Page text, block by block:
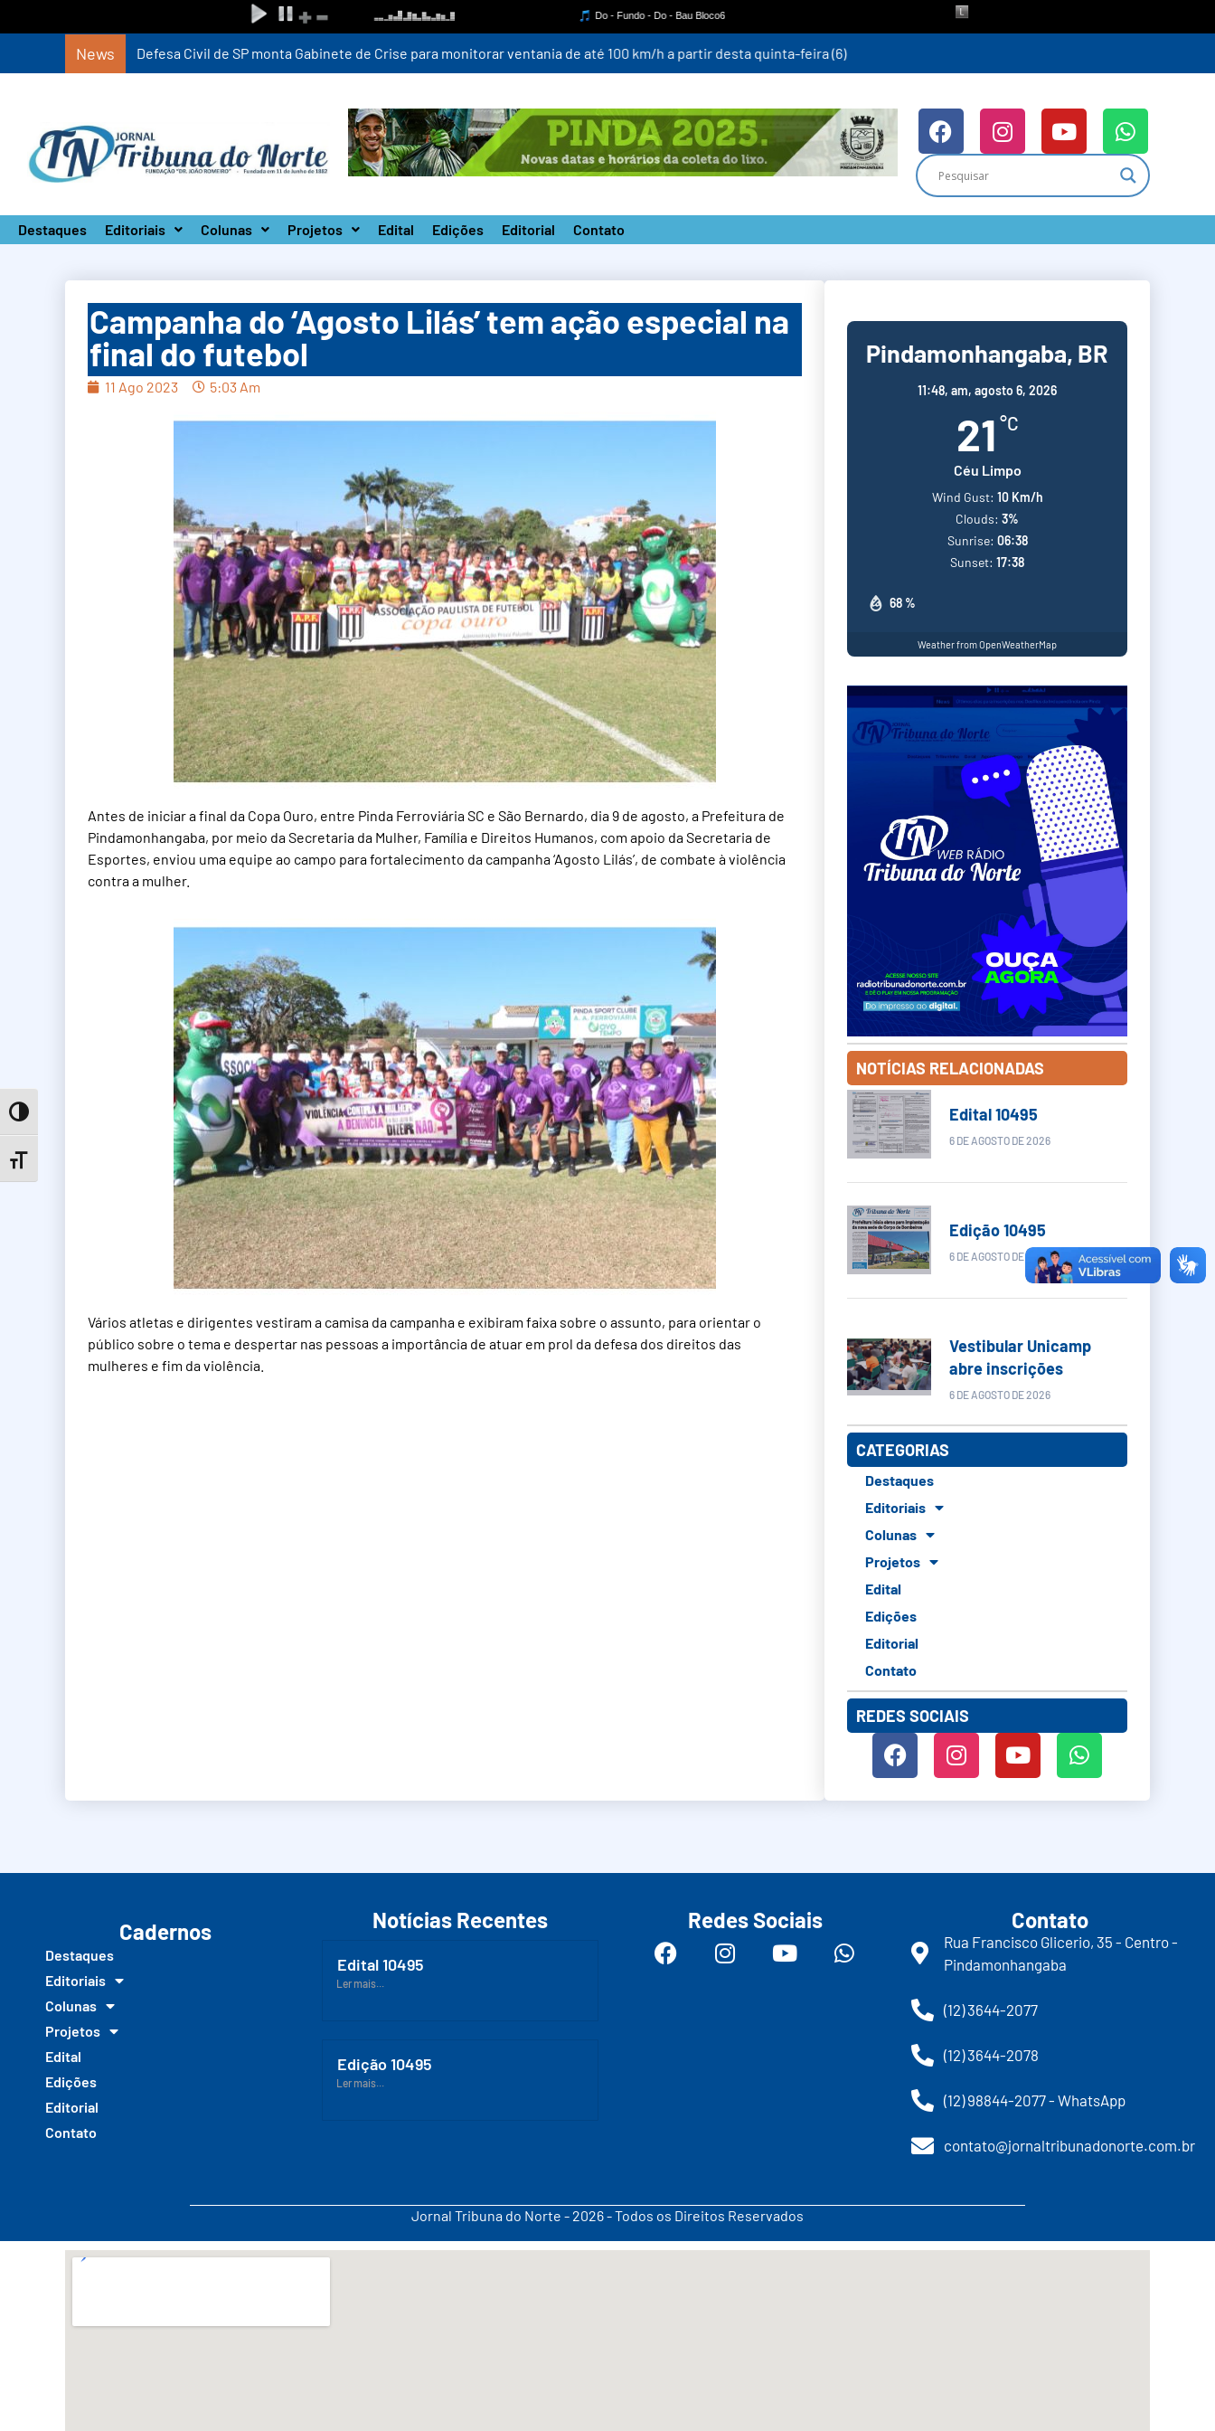
Toggle High Contrast
Toggle Font size
News Defesa Civil de SP monta Gabinete de Crise para monitorar ventania de até 100 km/h a partir desta quinta-feira (6)
Destaques Editoriais Colunas Projetos Edital Edições Editorial Contato
Campanha do ‘Agosto Lilás’ tem ação especial na
final do futebol
11 Ago 2023 5:03 Am
Antes de iniciar a final da Copa Ouro, entre Pinda Ferroviária SC e São Bernardo, dia 9 de agosto, a Prefeitura de
Pindamonhangaba, por meio da Secretaria da Mulher, Família e Direitos Humanos, com apoio da Secretaria de
Esportes, enviou uma equipe ao campo para fortalecimento da campanha ‘Agosto Lilás’, de combate à violência
contra a mulher.
Vários atletas e dirigentes vestiram a camisa da campanha e exibiram faixa sobre o assunto, para orientar o
público sobre o tema e despertar nas pessoas a importância de atuar em prol da defesa dos direitos das
mulheres e fim da violência.
Pindamonhangaba, BR
11:48, am, agosto 6, 2026
21 °C
Céu Limpo
68 %
Wind Gust: 10 Km/h
Clouds: 3%
Sunrise: 06:38
Sunset: 17:38
Weather from OpenWeatherMap
NOTÍCIAS RELACIONADAS
Edital 10495
6 DE AGOSTO DE 2026
Edição 10495
6 DE AGOSTO DE 2026
Vestibular Unicamp
abre inscrições
6 DE AGOSTO DE 2026
CATEGORIAS
Destaques
Editoriais
Colunas
Projetos
Edital
Edições
Editorial
Contato
REDES SOCIAIS
Cadernos
Destaques
Editoriais
Colunas
Projetos
Edital
Edições
Editorial
Contato
Notícias Recentes
Edital 10495
Ler mais...
Edição 10495
Ler mais...
Redes Sociais Contato
Rua Francisco Glicerio, 35 - Centro -
Pindamonhangaba
(12) 3644-2077
(12) 3644-2078
(12) 98844-2077 - WhatsApp
contato@jornaltribunadonorte.com.br
Jornal Tribuna do Norte - 2026 - Todos os Direitos Reservados